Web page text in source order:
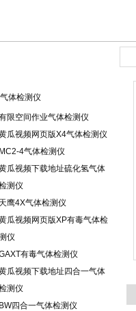
气体检测仪
限空间作业气体检测仪
瓜视频网页版X4气体检测仪
MC2-4气体检测仪
瓜视频下载地址硫化氢气体
测仪
天鹰4X气体检测仪
瓜视频网页版XP有毒气体检
仪
有毒气体检测仪
瓜视频下载地址四合一气体
测仪
BW四合一气体检测仪